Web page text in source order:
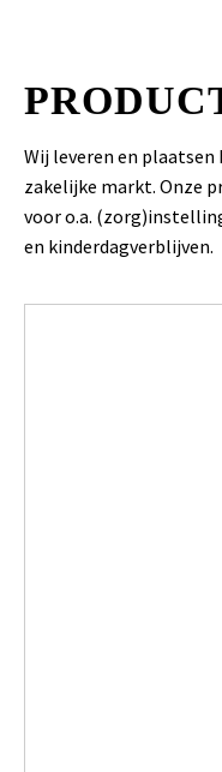
Wij leveren en
zakelijke markt. Onze
voor o.a.
en kinderdagverblijven.